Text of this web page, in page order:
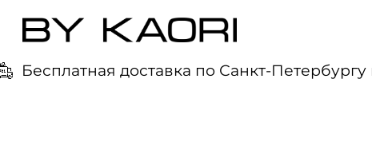
Бесплатная доставка по Санкт-Петербургу